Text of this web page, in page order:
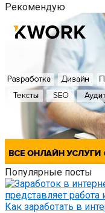
Рекомендую
Популярные посты
Как заработать в